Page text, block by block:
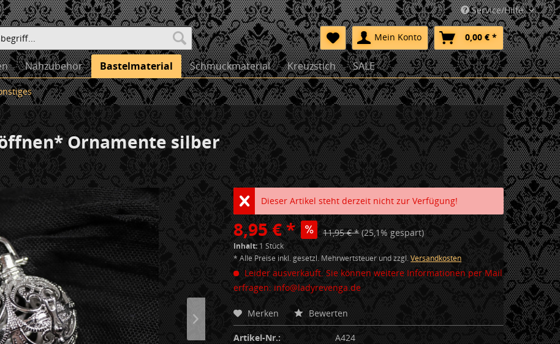
Service/Hilfe
Mein Konto 0,00 € *
Nähzubehör Bastelmaterial Schmuckmaterial Kreuzstich SALE
Ornamente silber
Dieser Artikel steht derzeit nicht zur Verfügung!
8,95 € * 11,95 € * (25,1% gespart)
Inhalt: 1 Stück
* Alle Preise inkl. gesetzl. Mehrwertsteuer und zzgl.Versandkosten
Leider ausverkauft. Sie können weitere Informationen per Mail
erfragen: info@ladyrevenga.de
Merken Bewerten
Artikel-Nr.: A424